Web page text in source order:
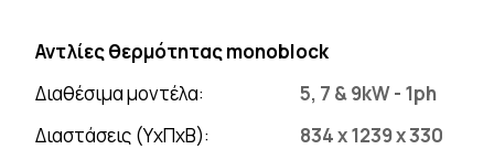
Αντλίες θερμότητας monoblock
Διαθέσιμα μοντέλα:
5, 7 & 9kW - 1ph
Διαστάσεις (ΥxΠxΒ):
834 x 1239 x 330